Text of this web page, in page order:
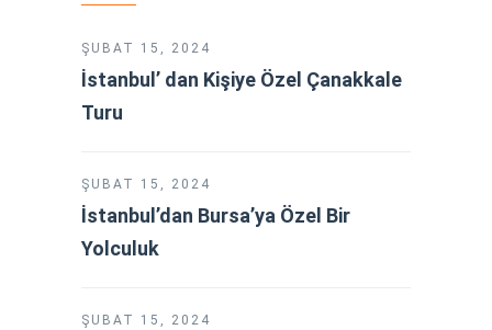
ŞUBAT 15, 2024
İstanbul’ dan Kişiye Özel Çanakkale
Turu
ŞUBAT 15, 2024
İstanbul’dan Bursa’ya Özel Bir
Yolculuk
ŞUBAT 15, 2024